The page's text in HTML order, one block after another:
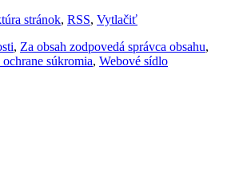
stránok, RSS, Vytlačiť
, Za obsah zodpovedá správca obsahu,
súkromia, Webové sídlo